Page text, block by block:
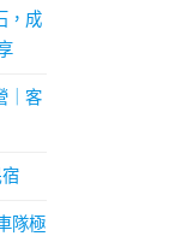
，成
｜客
隊極